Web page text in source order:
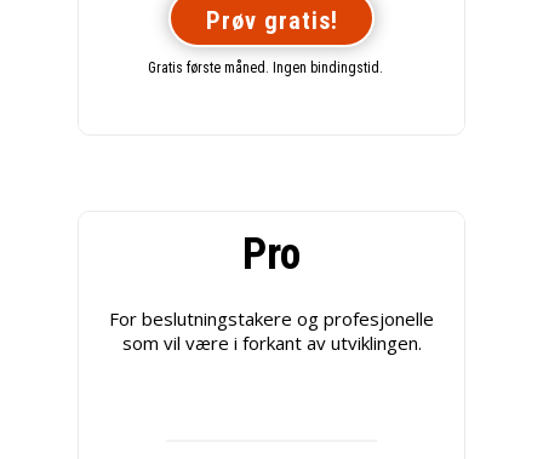
Prøv gratis!
Gratis første måned. Ingen bindingstid.
Pro
For beslutningstakere og profesjonelle
som vil være i forkant av utviklingen.